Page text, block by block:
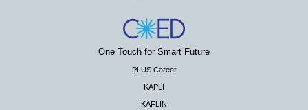
One Touch for Smart Future
PLUS Career
KAPLI
KAFLIN